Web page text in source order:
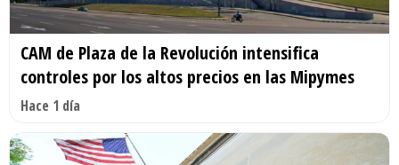
CAM de Plaza de la Revolución intensifica
controles por los altos precios en las Mipymes
Hace 1 día